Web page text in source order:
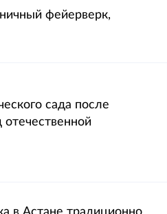
фейерверк,
сада после
отечественной